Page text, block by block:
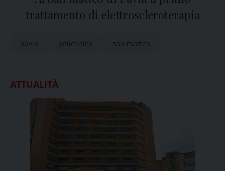
trattamento di elettroscleroterapia
pavia policlinico san matteo
ATTUALITÀ